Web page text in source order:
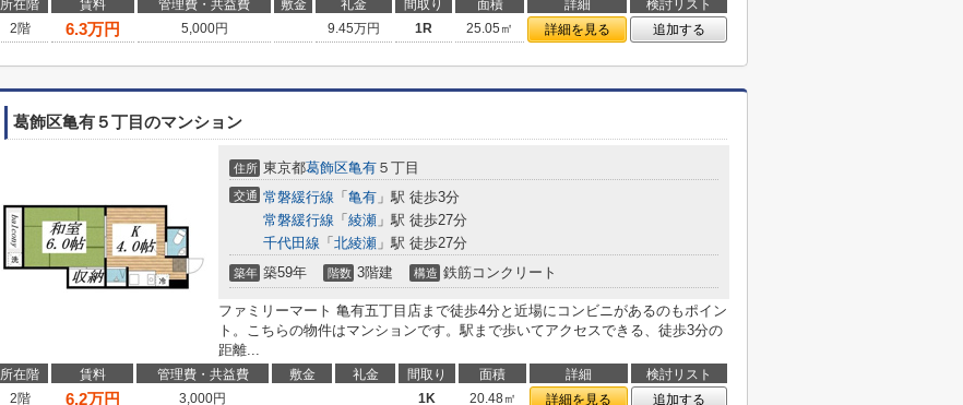
所在階 賃料 管理費・共益費 敷金 礼金 間取り 面積 詳細
検討リスト
2階
6.3万円 5,000円 9.45万円 1R 25.05㎡ 詳細を見る 追加する
葛飾区亀有５丁目のマンション
住所 東京都葛飾区亀有 ５丁目
交通 常磐緩行線 「 亀有 」駅 徒歩3分
常磐緩行線 「 綾瀬 」駅 徒歩27分
千代田線 「 北綾瀬 」駅 徒歩27分
築年 築59年 階数 3階建 構造 鉄筋コンクリート
ファミリーマート 亀有五丁目店まで徒歩4分と近場にコンビニがあるのもポイン
ト。こちらの物件はマンションです。駅まで歩いてアクセスできる、徒歩3分の
距離...
所在階 賃料 管理費・共益費 敷金 礼金 間取り 面積 詳細
検討リスト
2階
6.2万円 3,000円 1K 20.48㎡ 詳細を見る 追加する